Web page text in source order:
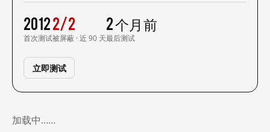
2012
首次测试
2/2
被屏蔽 · 近 90 天
2 个月前
最后测试
立即测试
加载中……